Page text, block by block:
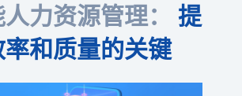
力资源管理： 提
和质量的关键